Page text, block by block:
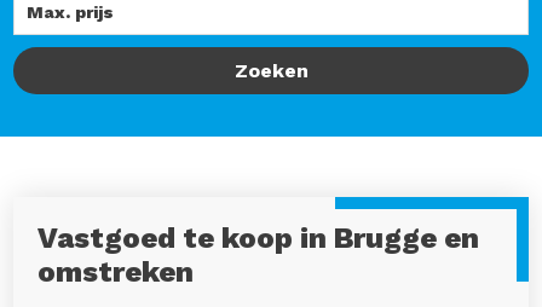
Zoeken
Vastgoed te koop in Brugge en
omstreken